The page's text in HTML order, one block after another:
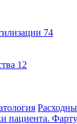
74
12
пациента.